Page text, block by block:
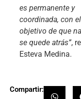
es permanente y
coordinada, con el
objetivo de que
se quede atrás”,
Esteva Medina.
Compartir: